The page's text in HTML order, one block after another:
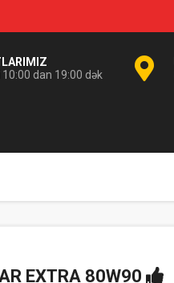
10:00 dan 19:00 dək
EXTRA 80W90